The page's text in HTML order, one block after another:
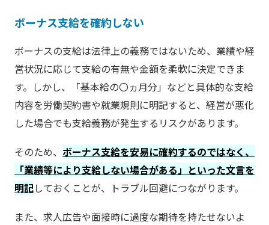
ボーナス支給を確約しない
ボーナスの支給は法律上の義務ではないため、業績や経
営状況に応じて支給の有無や金額を柔軟に決定できま
す。しかし、「基本給の〇ヵ月分」などと具体的な支給
内容を労働契約書や就業規則に明記すると、経営が悪化
した場合でも支給義務が発生するリスクがあります。
そのため、 ボーナス支給を安易に確約するのではなく、
「業績等により支給しない場合がある」といった文言を
明記しておくことが、トラブル回避につながります。
また、求人広告や面接時に過度な期待を持たせないよ